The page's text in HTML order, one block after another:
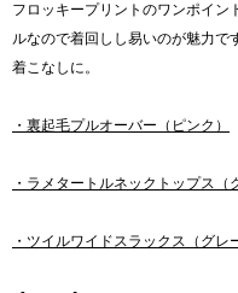
フロッキープリントのワンポイン
ルなので着回しし易いのが魅力で
着こなしに。
・裏起毛プルオーバー（ピンク）
・ラメタートルネックトップス（
・ツイルワイドスラックス（グレ